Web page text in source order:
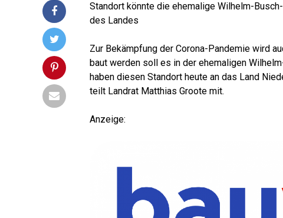
Stand­ort könn­te die ehe­ma­li­ge Wil­helm-
des Landes
Zur Bekämp­fung der Coro­na-Pan­de­mie wird
baut wer­den soll es in der ehe­ma­li­gen
haben die­sen Stand­ort heu­te an das Land
teilt Land­rat Mat­thi­as Groo­te mit.
Anzei­ge: